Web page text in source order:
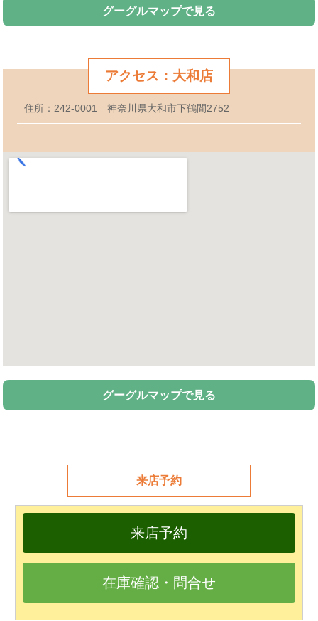
グーグルマップで見る
アクセス：大和店
住所：242-0001 神奈川県大和市下鶴間2752
グーグルマップで見る
来店予約
来店予約
在庫確認・問合せ